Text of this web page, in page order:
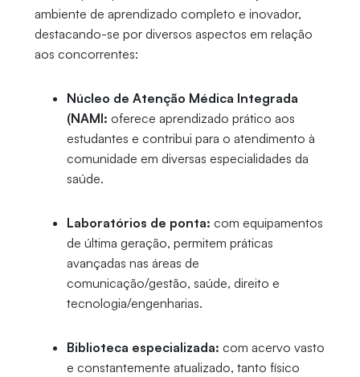
ambiente de aprendizado completo e inovador,
destacando-se por diversos aspectos em relação
aos concorrentes:
Núcleo de Atenção Médica Integrada
(NAMI: oferece aprendizado prático aos
estudantes e contribui para o atendimento à
comunidade em diversas especialidades da
saúde.
Laboratórios de ponta: com equipamentos
de última geração, permitem práticas
avançadas nas áreas de
comunicação/gestão, saúde, direito e
tecnologia/engenharias.
Biblioteca especializada: com acervo vasto
e constantemente atualizado, tanto físico